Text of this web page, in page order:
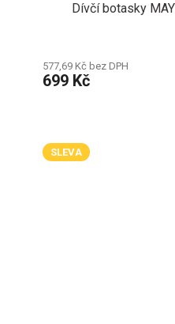
Dívčí botasky
577,69 Kč bez DPH
699 Kč
SLEVA